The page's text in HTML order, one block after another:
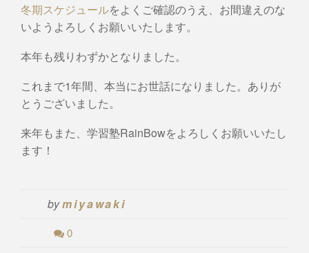
冬期スケジュールをよくご確認のうえ、お間違えのな
いようよろしくお願いいたします。
本年も残りわずかとなりました。
これまで1年間、本当にお世話になりました。ありが
とうございました。
来年もまた、学習塾RainBowをよろしくお願いいたし
ます！
bymiyawaki
0